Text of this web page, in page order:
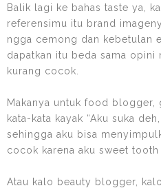
Balik lagi ke bahas taste ya,
referensimu itu brand
ngga cemong dan kebetulan
dapatkan itu beda sama opini
kurang cocok.
Makanya untuk food blogger,
kata-kata kayak “Aku suka
sehingga aku bisa
cocok karena aku sweet tooth
Atau kalo beauty blogger,